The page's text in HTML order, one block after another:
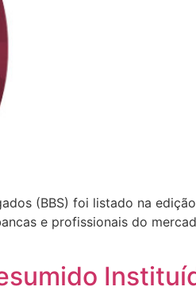
(BBS) foi listado na
e profissionais do